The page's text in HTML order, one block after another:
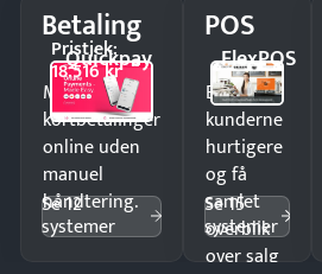
Betaling
Quickpay
Pristjek:
18.516 kr
Modtag
kortbetalinger
online uden
manuel
håndtering.
Se 12
systemer
POS
FlexPOS
Ekspedér
kunderne
hurtigere
og få
samlet
overblik
over salg
Se 15
systemer